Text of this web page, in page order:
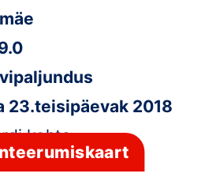
23.teisipäevak 2018
kohta:-